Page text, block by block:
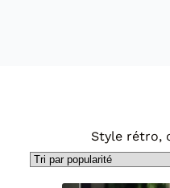
Style rétro,